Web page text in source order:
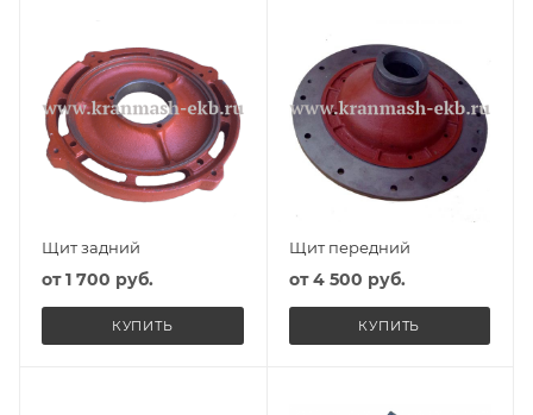
Щит задний
от1 700 руб.
КУПИТЬ
Щит передний
от4 500 руб.
КУПИТЬ